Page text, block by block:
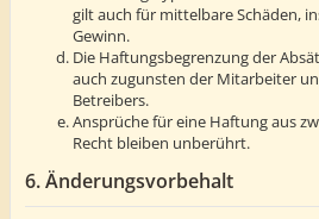
gilt auch für mittelbare Schäden,
Gewinn.
Die Haftungsbegrenzung der
auch zugunsten der Mitarbeiter
Betreibers.
Ansprüche für eine Haftung aus
Recht bleiben unberührt.
6. Änderungsvorbehalt